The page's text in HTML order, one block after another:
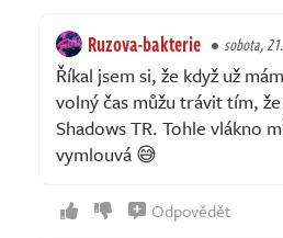
Ruzova-bakterie sobota,
Říkal jsem si, že když už
volný čas můžu trávit tím,
Shadows TR. Tohle vlákno
vymlouvá 😅
Odpovědět